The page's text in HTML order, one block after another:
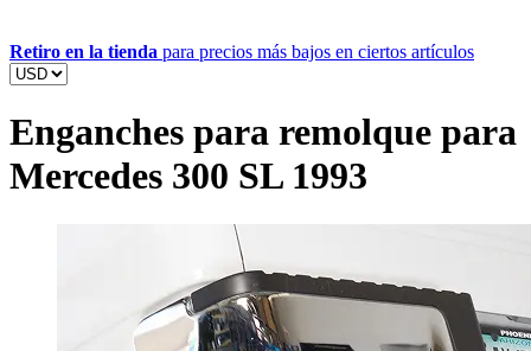
Retiro en la tienda para precios más bajos en ciertos artículos
Enganches para remolque para
Mercedes 300 SL 1993